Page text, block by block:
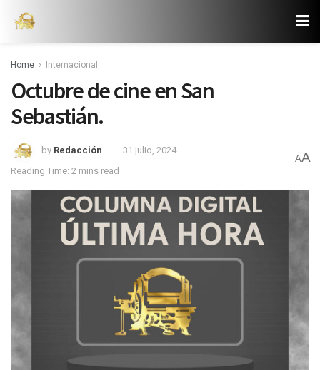
Home Internacional
Octubre de cine en San
Sebastián.
by Redacción
31 julio, 2024
Reading Time: 2 mins read
AA